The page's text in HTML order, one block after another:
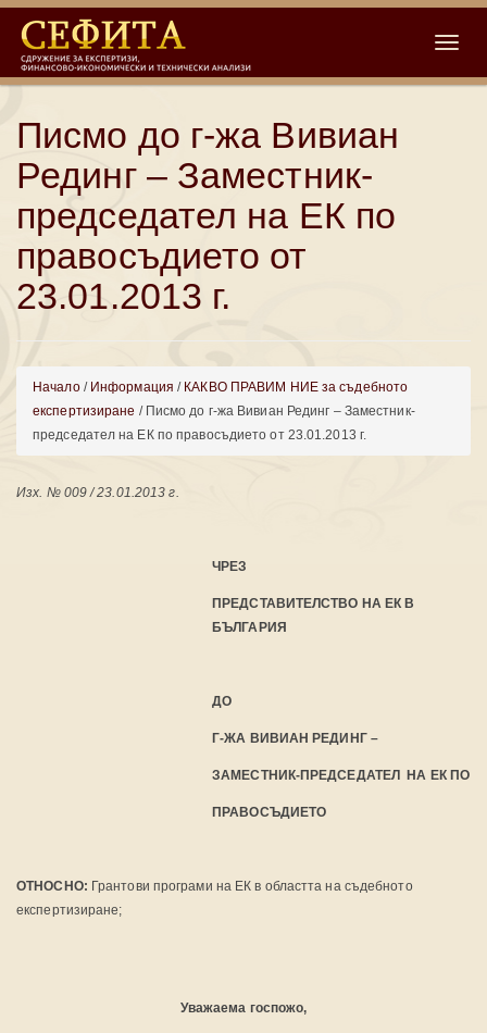
Писмо до г-жа Вивиан
Рединг – Заместник-
председател на ЕК по
правосъдието от
23.01.2013 г.
Начало/ Информация / КАКВО ПРАВИМ НИЕ за съдебното
експертизиране / Писмо до г-жа Вивиан Рединг – Заместник-
председател на ЕК по правосъдието от 23.01.2013 г.
Изх. № 009 / 23.01.2013 г.
ЧРЕЗ
ПРЕДСТАВИТЕЛСТВО НА ЕК В
БЪЛГАРИЯ
ДО
Г-ЖА ВИВИАН РЕДИНГ –
ЗАМЕСТНИК-ПРЕДСЕДАТЕЛ НА ЕК ПО
ПРАВОСЪДИЕТО
ОТНОСНО: Грантови програми на ЕК в областта на съдебното
експертизиране;
Уважаема госпожо,